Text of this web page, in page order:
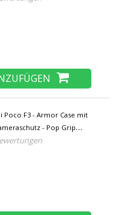
Poco F3 - Armor Case mit
- Pop Grip